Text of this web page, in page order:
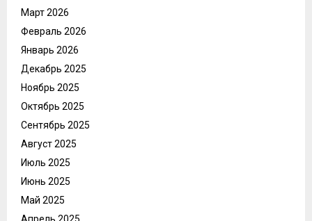
Март 2026
Февраль 2026
Январь 2026
Декабрь 2025
Ноябрь 2025
Октябрь 2025
Сентябрь 2025
Август 2025
Июль 2025
Июнь 2025
Май 2025
Апрель 2025